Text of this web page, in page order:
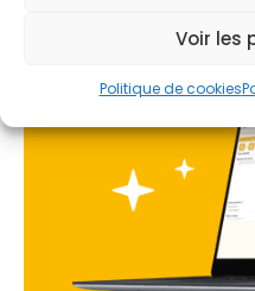
Voir les
Politique de cookies
énergivore, les
peuvent réduire
carbone. Que ce soit
dans le quartier de
remplacement à l'unité
cette solution s'adapte
chaque foyer.
chaude sanitaire de
économique, en tirant
gratuite et
l'année sous nos
Je